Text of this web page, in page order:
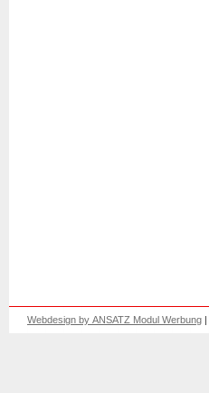
Webdesign by ANSATZ Modul Werbung |